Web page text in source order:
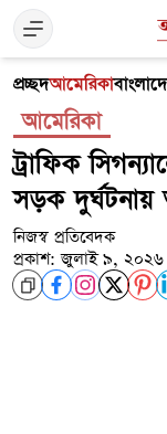
প্রচ্ছদআমেরিকা
আমেরিকা
ট্রাফিক
সড়ক দুর্ঘটনায়
নিজস্ব প্রতিবেদক
প্রকাশ: জুলাই ৯,